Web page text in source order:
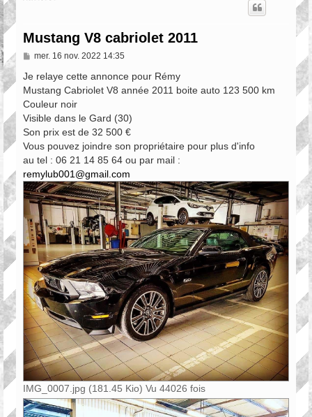
Mustang V8 cabriolet 2011
M
s
a
g
e
mer. 16 nov. 2022 14:35
Je relaye cette annonce pour Rémy
Mustang Cabriolet V8 année 2011 boite auto 123 500 km
Couleur noir
Visible dans le Gard (30)
Son prix est de 32 500 €
Vous pouvez joindre son propriétaire pour plus d'info
au tel : 06 21 14 85 64 ou par mail :
remylub001@gmail.com
IMG_0007.jpg (181.45 Kio) Vu 44026 fois